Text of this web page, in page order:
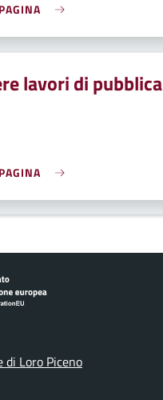
lavori di pubblica
di Loro Piceno